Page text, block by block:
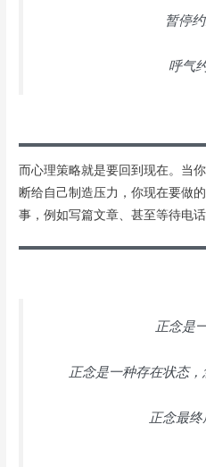
暂停
呼气
而心理策略就是要回到现在。当
断给自己制造压力，你现在要做
事，例如写篇文章、甚至等待电话
正念是
正念是一种存在状态
正念最